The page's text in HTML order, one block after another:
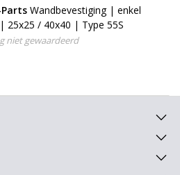
Wandbevestiging | enkel
25x25 / 40x40 | Type 55S
niet gewaardeerd